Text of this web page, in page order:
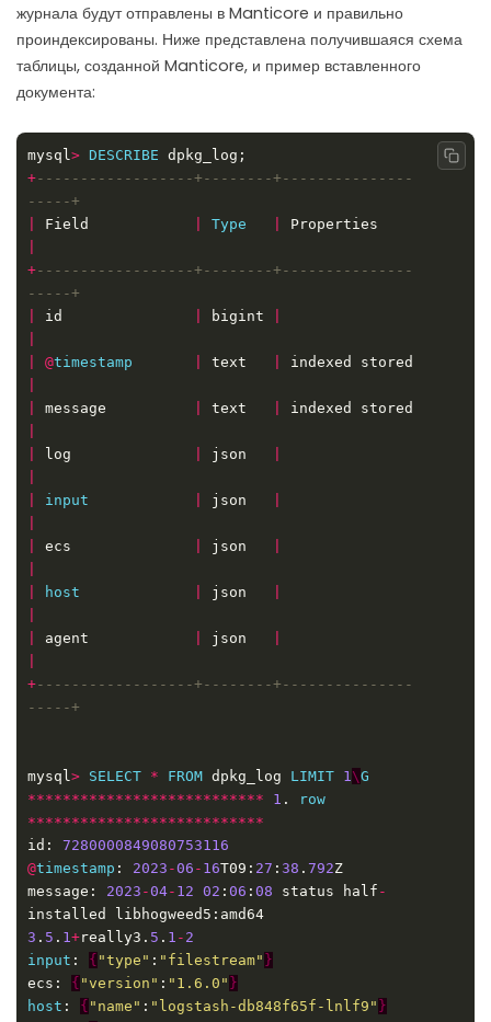
журнала будут отправлены в Manticore и правильно
проиндексированы. Ниже представлена получившаяся схема
таблицы, созданной Manticore, и пример вставленного
документа:
mysql > DESCRIBE
+------------------+--------+---------------
Field Type
+------------------+--------+---------------
id bigint
@timestamp text
message text
log json
input json
ecs json
host json
agent json
+------------------+--------+---------------
mysql > SELECT * FROM dpkg_log LIMIT 1 \G
***************************
1 .
row
***************************
id: 7280000849080753116
@timestamp : 2023 -06 - 16T09: 27 : 38 . 792
message: 2023 -04- 12 02 : 06 : 08 status half -
3 . 5 . 1 +really3. 5 . 1 - 2
input : { "type" : "filestream" }
ecs: { "version" : "1.6.0" }
host : { "name" : "logstash-db848f65f-lnlf9" }